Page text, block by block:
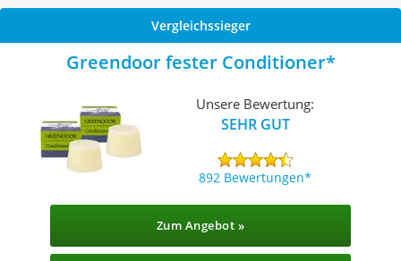
Vergleichssieger
Greendoor fester Conditioner
Unsere Bewertung:
SEHR GUT
892 Bewertungen
Zum Angebot »